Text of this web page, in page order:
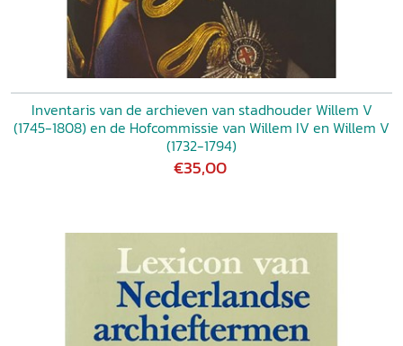
Inventaris van de archieven van stadhouder Willem V
(1745-1808) en de Hofcommissie van Willem IV en Willem V
(1732-1794)
€35,00